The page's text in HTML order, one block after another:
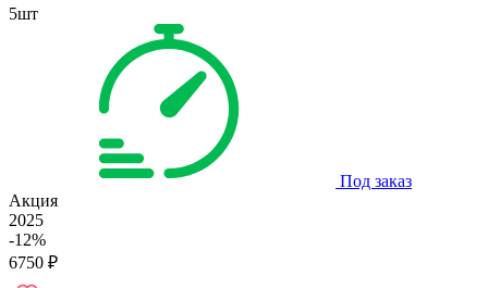
5шт
Под заказ
Акция
2025
-12%
6750 ₽